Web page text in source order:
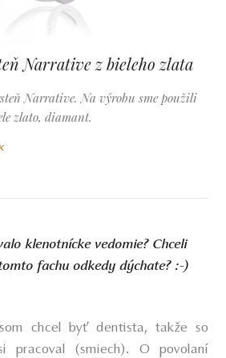
Narrative z bieleho zlata
Narrative. Na výrobu sme použili
zlato, diamant.
klenotnícke vedomie? Chceli
fachu odkedy dýchate? :-)
chcel byť dentista, takže so
pracoval (smiech). O povolaní